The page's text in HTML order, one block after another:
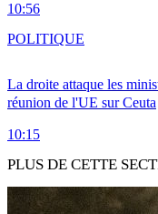
10:56
La droite attaque les
réunion de l'UE sur Ceuta
10:15
POLITIQUE
PLUS DE CETTE